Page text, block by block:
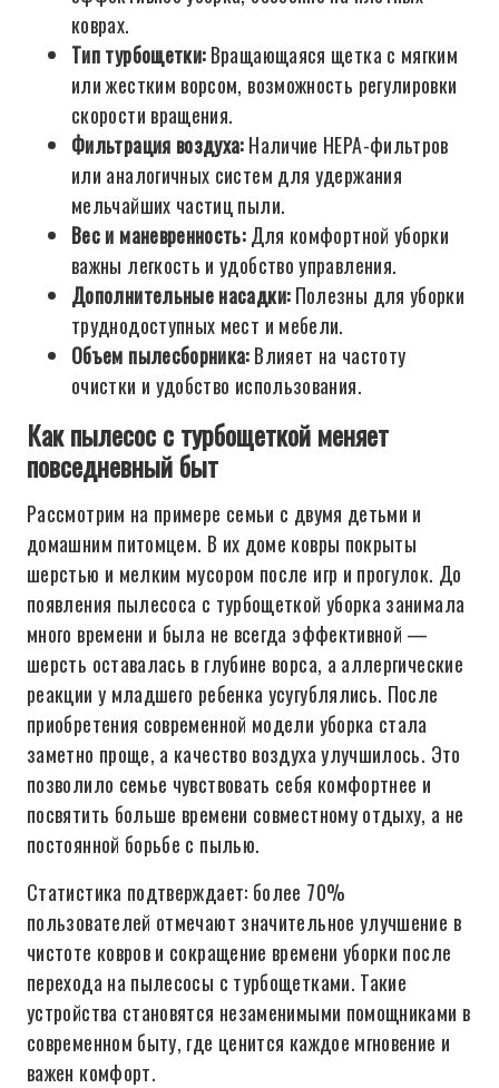
коврах.
Тип турбощетки:Вращающаяся щетка с мягким
или жестким ворсом, возможность регулировки
скорости вращения.
Фильтрация воздуха:Наличие HEPA-фильтров
или аналогичных систем для удержания
мельчайших частиц пыли.
Вес и маневренность:Для комфортной уборки
важны легкость и удобство управления.
Дополнительные насадки:Полезны для уборки
труднодоступных мест и мебели.
Объем пылесборника:Влияет на частоту
очистки и удобство использования.
Как пылесос с турбощеткой меняет
повседневный быт
Рассмотрим на примере семьи с двумя детьми и
домашним питомцем. В их доме ковры покрыты
шерстью и мелким мусором после игр и прогулок. До
появления пылесоса с турбощеткой уборка занимала
много времени и была не всегда эффективной —
шерсть оставалась в глубине ворса, а аллергические
реакции у младшего ребенка усугублялись. После
приобретения современной модели уборка стала
заметно проще, а качество воздуха улучшилось. Это
позволило семье чувствовать себя комфортнее и
посвятить больше времени совместному отдыху, а не
постоянной борьбе с пылью.
Статистика подтверждает: более 70%
пользователей отмечают значительное улучшение в
чистоте ковров и сокращение времени уборки после
перехода на пылесосы с турбощетками. Такие
устройства становятся незаменимыми помощниками в
современном быту, где ценится каждое мгновение и
важен комфорт.